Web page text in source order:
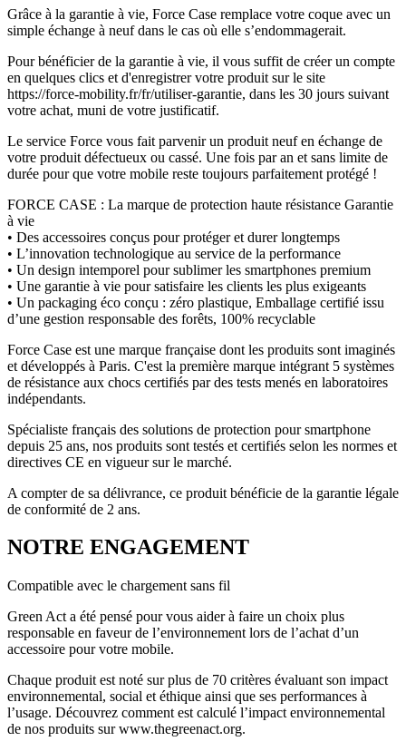
Grâce à la garantie à vie, Force Case remplace votre coque avec un
simple échange à neuf dans le cas où elle s’endommagerait.
Pour bénéficier de la garantie à vie, il vous suffit de créer un compte
en quelques clics et d'enregistrer votre produit sur le site
https://force-mobility.fr/fr/utiliser-garantie, dans les 30 jours suivant
votre achat, muni de votre justificatif.
Le service Force vous fait parvenir un produit neuf en échange de
votre produit défectueux ou cassé. Une fois par an et sans limite de
durée pour que votre mobile reste toujours parfaitement protégé !
FORCE CASE : La marque de protection haute résistance Garantie
à vie
• Des accessoires conçus pour protéger et durer longtemps
• L’innovation technologique au service de la performance
• Un design intemporel pour sublimer les smartphones premium
• Une garantie à vie pour satisfaire les clients les plus exigeants
• Un packaging éco conçu : zéro plastique, Emballage certifié issu
d’une gestion responsable des forêts, 100% recyclable
Force Case est une marque française dont les produits sont imaginés
et développés à Paris. C'est la première marque intégrant 5 systèmes
de résistance aux chocs certifiés par des tests menés en laboratoires
indépendants.
Spécialiste français des solutions de protection pour smartphone
depuis 25 ans, nos produits sont testés et certifiés selon les normes et
directives CE en vigueur sur le marché.
A compter de sa délivrance, ce produit bénéficie de la garantie légale
de conformité de 2 ans.
NOTRE ENGAGEMENT
Compatible avec le chargement sans fil
Green Act a été pensé pour vous aider à faire un choix plus
responsable en faveur de l’environnement lors de l’achat d’un
accessoire pour votre mobile.
Chaque produit est noté sur plus de 70 critères évaluant son impact
environnemental, social et éthique ainsi que ses performances à
l’usage. Découvrez comment est calculé l’impact environnemental
de nos produits sur www.thegreenact.org.